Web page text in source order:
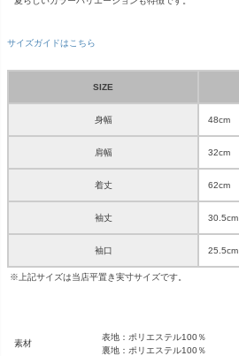
サイズガイドはこちら
SIZE
身幅 48cm
肩幅 32cm
着丈 62cm
袖丈 30.5cm
袖口 25.5cm
※上記サイズは当店平置き実寸サイズです。
素材
表地：ポリエステル100％
裏地：ポリエステル100％